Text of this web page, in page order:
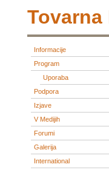
Tovarna
Informacije
Program
Uporaba
Podpora
Izjave
V Medijih
Forumi
Galerija
International